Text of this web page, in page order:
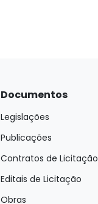
Documentos
Legislações
Publicações
Contratos de Licitação
Editais de Licitação
Obras